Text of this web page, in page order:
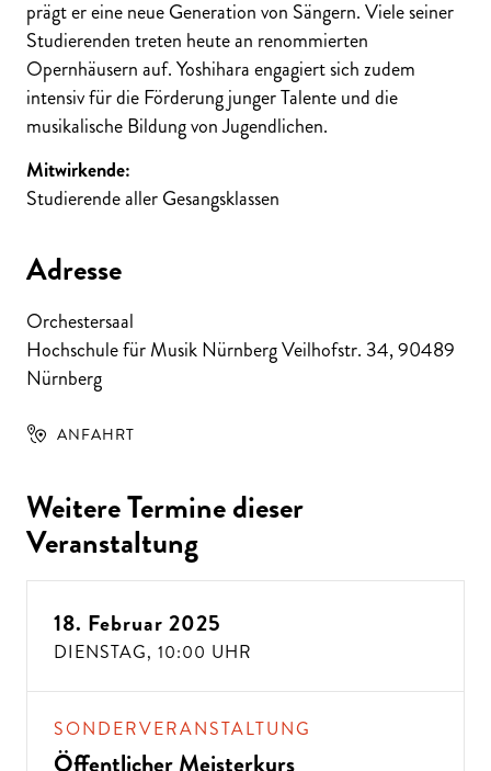
prägt er eine neue Generation von Sängern. Viele seiner
Studierenden treten heute an renommierten
Opernhäusern auf. Yoshihara engagiert sich zudem
intensiv für die Förderung junger Talente und die
musikalische Bildung von Jugendlichen.
Mitwirkende:
Studierende aller Gesangsklassen
Adresse
Orchestersaal
Hochschule für Musik Nürnberg Veilhofstr. 34,90489
Nürnberg
ANFAHRT
Weitere Termine dieser
Veranstaltung
18. Februar 2025
DIENSTAG, 10:00 UHR
SONDERVERANSTALTUNG
Öffentlicher Meisterkurs